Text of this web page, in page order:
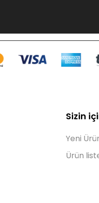
Sizin
Yeni
Ürün